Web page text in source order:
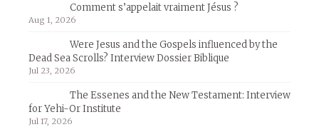
Comment s’appelait vraiment Jésus ?
Aug 1, 2026
Were Jesus and the Gospels influenced by the
Dead Sea Scrolls? Interview Dossier Biblique
Jul 23, 2026
The Essenes and the New Testament: Interview
for Yehi-Or Institute
Jul 17, 2026